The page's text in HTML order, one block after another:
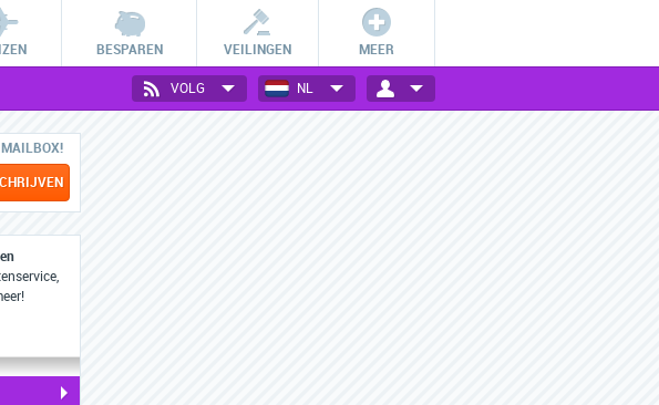
BESPAREN VEILINGEN MEER
NL
VOLG